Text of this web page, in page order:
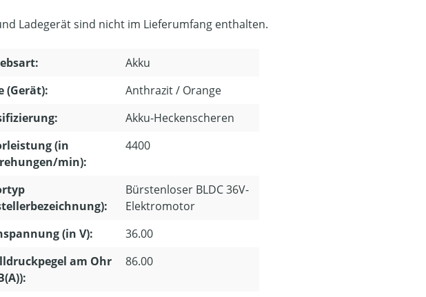
Ladegerät sind nicht im Lieferumfang enthalten.
Akku
(Gerät):
Anthrazit / Orange
Akku-Heckenscheren
(in
min):
4400
Bürstenloser BLDC 36V-
Elektromotor
(in V):
36.00
am Ohr
86.00